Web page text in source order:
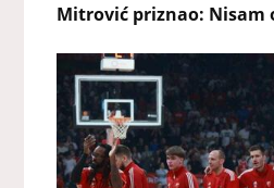
Mitrović priznao: Nisam